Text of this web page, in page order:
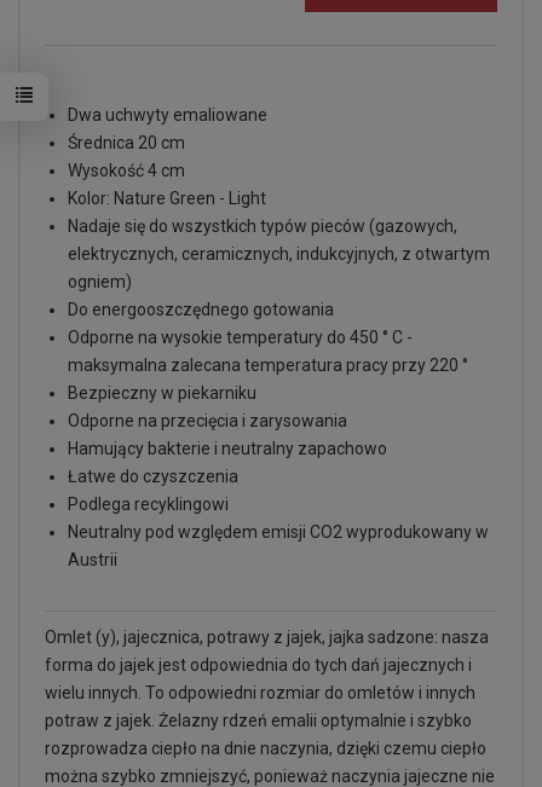
Dwa uchwyty emaliowane
Średnica 20 cm
Wysokość 4 cm
Kolor: Nature Green - Light
Nadaje się do wszystkich typów pieców (gazowych,
elektrycznych, ceramicznych, indukcyjnych, z otwartym
ogniem)
Do energooszczędnego gotowania
Odporne na wysokie temperatury do 450 ° C -
maksymalna zalecana temperatura pracy przy 220 °
Bezpieczny w piekarniku
Odporne na przecięcia i zarysowania
Hamujący bakterie i neutralny zapachowo
Łatwe do czyszczenia
Podlega recyklingowi
Neutralny pod względem emisji CO2 wyprodukowany w
Austrii
Omlet (y), jajecznica, potrawy z jajek, jajka sadzone: nasza
forma do jajek jest odpowiednia do tych dań jajecznych i
wielu innych. To odpowiedni rozmiar do omletów i innych
potraw z jajek. Żelazny rdzeń emalii optymalnie i szybko
rozprowadza ciepło na dnie naczynia, dzięki czemu ciepło
można szybko zmniejszyć, ponieważ naczynia jajeczne nie